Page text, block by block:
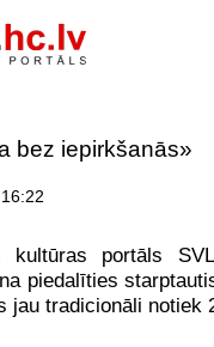
bez iepirkšanās»
kultūras portāls
piedalīties
jau tradicionāli notiek